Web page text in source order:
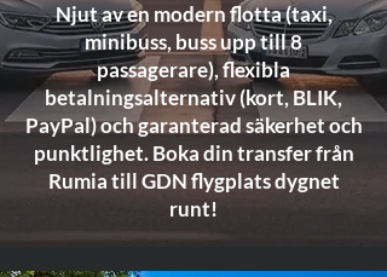
Njut av en modern flotta (taxi,
minibuss, buss upp till 8
passagerare), flexibla
betalningsalternativ (kort, BLIK,
PayPal) och garanterad säkerhet och
punktlighet. Boka din transfer från
Rumia till GDN flygplats dygnet
runt!